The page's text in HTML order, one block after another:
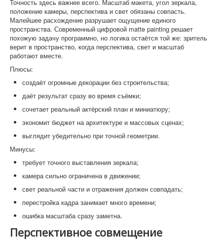
Точность здесь важнее всего. Масштаб макета, угол зеркала,
положение камеры, перспектива и свет обязаны совпасть.
Малейшее расхождение разрушает ощущение единого
пространства. Современный цифровой matte painting решает
похожую задачу программно, но логика остаётся той же: зритель
верит в пространство, когда перспектива, свет и масштаб
работают вместе.
Плюсы:
создаёт огромные декорации без строительства;
даёт результат сразу во время съёмки;
сочетает реальный актёрский план и миниатюру;
экономит бюджет на архитектуре и массовых сценах;
выглядит убедительно при точной геометрии.
Минусы:
требует точного выставления зеркала;
камера сильно ограничена в движении;
свет реальной части и отражения должен совпадать;
перестройка кадра занимает много времени;
ошибка масштаба сразу заметна.
Перспективное совмещение